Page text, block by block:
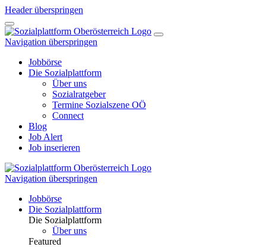
Header überspringen
Navigation überspringen
Jobbörse
Die Sozialplattform
Über uns
Sozialratgeber
Termine Sozialszene OÖ
Connect
Blog
Job Alert
Job inserieren
Navigation überspringen
Jobbörse
Die Sozialplattform
Die Sozialplattform
Über uns
Featured